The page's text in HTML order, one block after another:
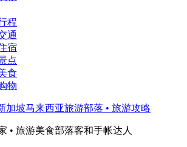
程
通
宿
点
食
物
加坡马来西亚旅游部落 • 旅游攻略
• 旅游美食部落客和手帐达人